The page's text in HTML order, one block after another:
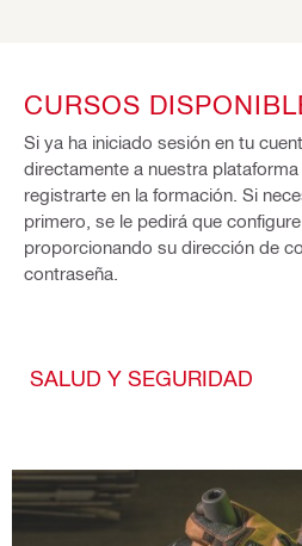
CURSOS
Si ya ha iniciado sesión en tu
directamente a nuestra
registrarte en la formación. Si
primero, se le pedirá que
proporcionando su dirección de
contraseña.
SALUD Y SEGURIDAD